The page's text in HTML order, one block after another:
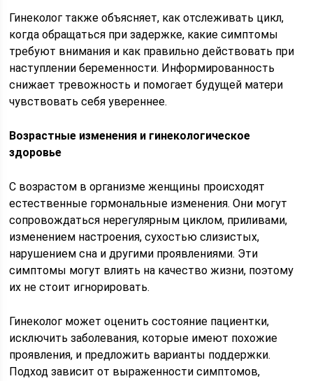
Гинеколог также объясняет, как отслеживать цикл,
когда обращаться при задержке, какие симптомы
требуют внимания и как правильно действовать при
наступлении беременности. Информированность
снижает тревожность и помогает будущей матери
чувствовать себя увереннее.
Возрастные изменения и гинекологическое
здоровье
С возрастом в организме женщины происходят
естественные гормональные изменения. Они могут
сопровождаться нерегулярным циклом, приливами,
изменением настроения, сухостью слизистых,
нарушением сна и другими проявлениями. Эти
симптомы могут влиять на качество жизни, поэтому
их не стоит игнорировать.
Гинеколог может оценить состояние пациентки,
исключить заболевания, которые имеют похожие
проявления, и предложить варианты поддержки.
Подход зависит от выраженности симптомов,